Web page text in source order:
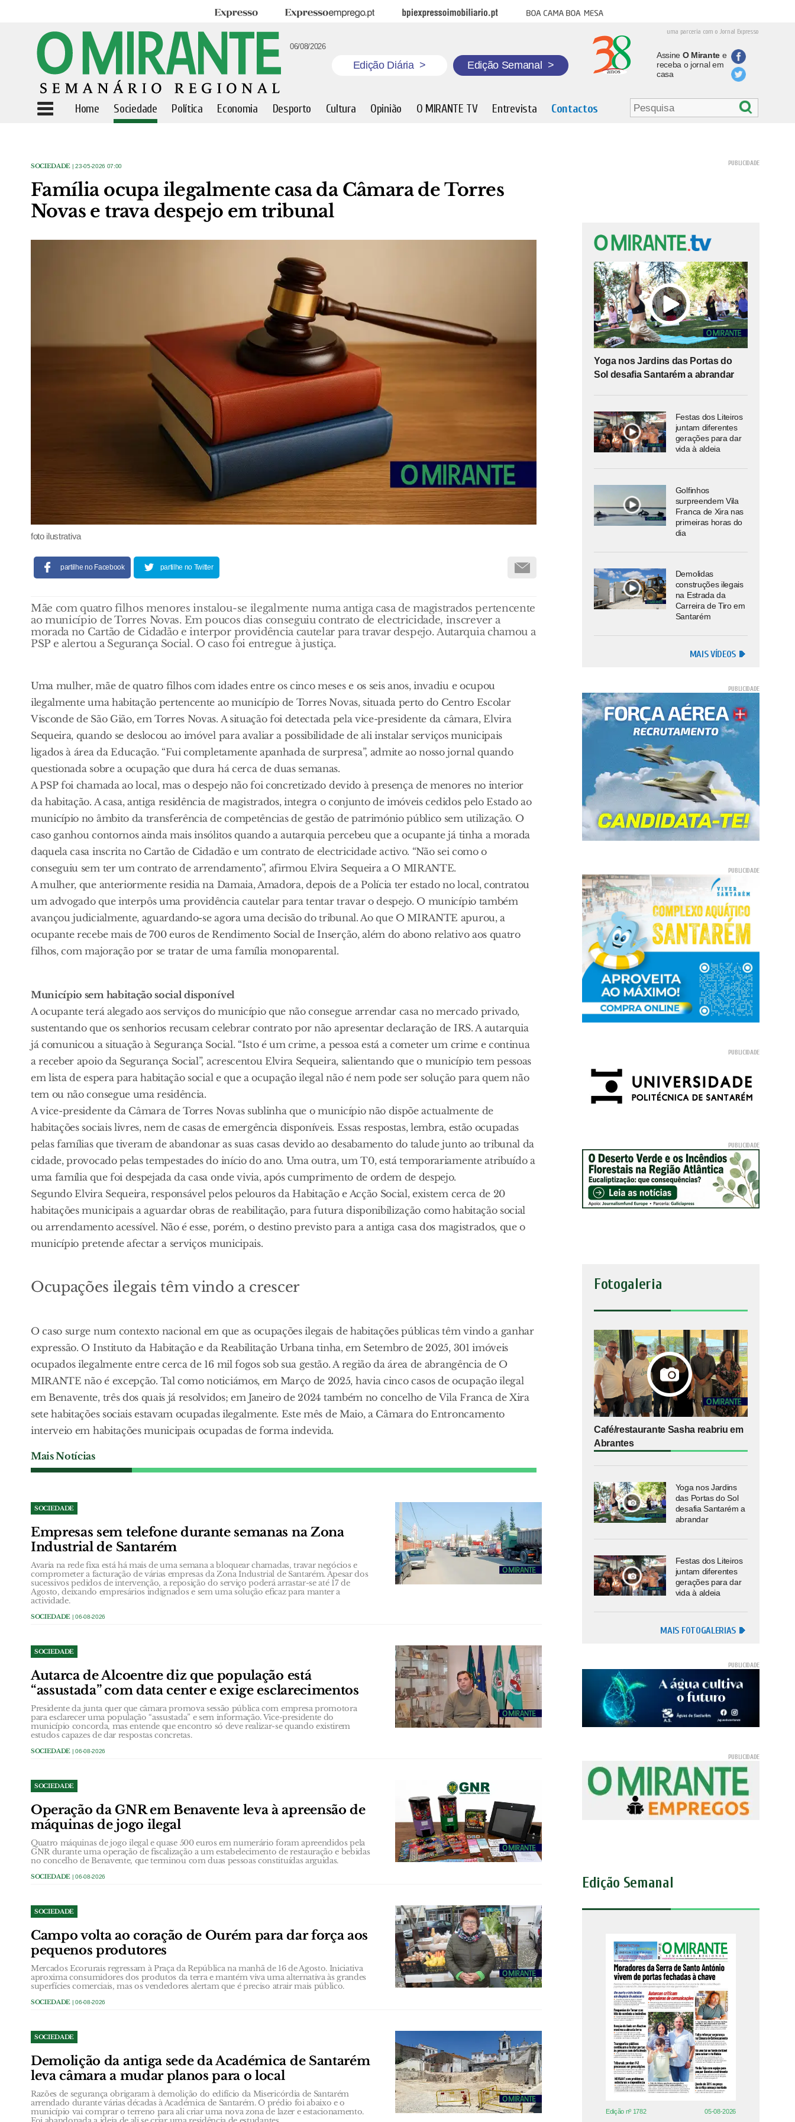
Expresso Expresso Emprego BPI Expresso Imobiliário Boa cama boa mesa
uma parceria com o Jornal Expresso
06/08/2026
Edição Diária > Edição Semanal >
Assine O Mirantee
receba o jornal em
casa
Home Sociedade Política Economia Desporto Cultura Opinião O MIRANTE TV Entrevista Contactos
SOCIEDADE | 23-05-2026 07:00
Família ocupa ilegalmente casa da Câmara de Torres
Novas e trava despejo em tribunal
foto ilustrativa
partilhe no Facebook partilhe no Twitter
Mãe com quatro filhos menores instalou-se ilegalmente numa antiga casa de magistrados pertencente
ao município de Torres Novas. Em poucos dias conseguiu contrato de electricidade, inscrever a
morada no Cartão de Cidadão e interpor providência cautelar para travar despejo. Autarquia chamou a
PSP e alertou a Segurança Social. O caso foi entregue à justiça.
Uma mulher, mãe de quatro filhos com idades entre os cinco meses e os seis anos, invadiu e ocupou
ilegalmente uma habitação pertencente ao município de Torres Novas, situada perto do Centro Escolar
Visconde de São Gião, em Torres Novas. A situação foi detectada pela vice-presidente da câmara, Elvira
Sequeira, quando se deslocou ao imóvel para avaliar a possibilidade de ali instalar serviços municipais
ligados à área da Educação. “Fui completamente apanhada de surpresa”, admite ao nosso jornal quando
questionada sobre a ocupação que dura há cerca de duas semanas.
A PSP foi chamada ao local, mas o despejo não foi concretizado devido à presença de menores no interior
da habitação. A casa, antiga residência de magistrados, integra o conjunto de imóveis cedidos pelo Estado ao
município no âmbito da transferência de competências de gestão de património público sem utilização. O
caso ganhou contornos ainda mais insólitos quando a autarquia percebeu que a ocupante já tinha a morada
daquela casa inscrita no Cartão de Cidadão e um contrato de electricidade activo. “Não sei como o
conseguiu sem ter um contrato de arrendamento”, afirmou Elvira Sequeira a O MIRANTE.
A mulher, que anteriormente residia na Damaia, Amadora, depois de a Polícia ter estado no local, contratou
um advogado que interpôs uma providência cautelar para tentar travar o despejo. O município também
avançou judicialmente, aguardando-se agora uma decisão do tribunal. Ao que O MIRANTE apurou, a
ocupante recebe mais de 700 euros de Rendimento Social de Inserção, além do abono relativo aos quatro
filhos, com majoração por se tratar de uma família monoparental.
Município sem habitação social disponível
A ocupante terá alegado aos serviços do município que não consegue arrendar casa no mercado privado,
sustentando que os senhorios recusam celebrar contrato por não apresentar declaração de IRS. A autarquia
já comunicou a situação à Segurança Social. “Isto é um crime, a pessoa está a cometer um crime e continua
a receber apoio da Segurança Social”, acrescentou Elvira Sequeira, salientando que o município tem pessoas
em lista de espera para habitação social e que a ocupação ilegal não é nem pode ser solução para quem não
tem ou não consegue uma residência.
A vice-presidente da Câmara de Torres Novas sublinha que o município não dispõe actualmente de
habitações sociais livres, nem de casas de emergência disponíveis. Essas respostas, lembra, estão ocupadas
pelas famílias que tiveram de abandonar as suas casas devido ao desabamento do talude junto ao tribunal da
cidade, provocado pelas tempestades do início do ano. Uma outra, um T0, está temporariamente atribuído a
uma família que foi despejada da casa onde vivia, após cumprimento de ordem de despejo.
Segundo Elvira Sequeira, responsável pelos pelouros da Habitação e Acção Social, existem cerca de 20
habitações municipais a aguardar obras de reabilitação, para futura disponibilização como habitação social
ou arrendamento acessível. Não é esse, porém, o destino previsto para a antiga casa dos magistrados, que o
município pretende afectar a serviços municipais.
Ocupações ilegais têm vindo a crescer
O caso surge num contexto nacional em que as ocupações ilegais de habitações públicas têm vindo a ganhar
expressão. O Instituto da Habitação e da Reabilitação Urbana tinha, em Setembro de 2025, 301 imóveis
ocupados ilegalmente entre cerca de 16 mil fogos sob sua gestão. A região da área de abrangência de O
MIRANTE não é excepção. Tal como noticiámos, em Março de 2025, havia cinco casos de ocupação ilegal
em Benavente, três dos quais já resolvidos; em Janeiro de 2024 também no concelho de Vila Franca de Xira
sete habitações sociais estavam ocupadas ilegalmente. Este mês de Maio, a Câmara do Entroncamento
interveio em habitações municipais ocupadas de forma indevida.
Mais Notícias
SOCIEDADE
Empresas sem telefone durante semanas na Zona
Industrial de Santarém
Avaria na rede fixa está há mais de uma semana a bloquear chamadas, travar negócios e
comprometer a facturação de várias empresas da Zona Industrial de Santarém. Apesar dos
sucessivos pedidos de intervenção, a reposição do serviço poderá arrastar-se até 17 de
Agosto, deixando empresários indignados e sem uma solução eficaz para manter a
actividade.
SOCIEDADE | 06-08-2026
SOCIEDADE
Autarca de Alcoentre diz que população está
“assustada” com data center e exige esclarecimentos
Presidente da junta quer que câmara promova sessão pública com empresa promotora
para esclarecer uma população “assustada” e sem informação. Vice-presidente do
município concorda, mas entende que encontro só deve realizar-se quando existirem
estudos capazes de dar respostas concretas.
SOCIEDADE | 06-08-2026
SOCIEDADE
Operação da GNR em Benavente leva à apreensão de
máquinas de jogo ilegal
Quatro máquinas de jogo ilegal e quase 500 euros em numerário foram apreendidos pela
GNR durante uma operação de fiscalização a um estabelecimento de restauração e bebidas
no concelho de Benavente, que terminou com duas pessoas constituídas arguidas.
SOCIEDADE | 06-08-2026
SOCIEDADE
Campo volta ao coração de Ourém para dar força aos
pequenos produtores
Mercados Ecorurais regressam à Praça da República na manhã de 16 de Agosto. Iniciativa
aproxima consumidores dos produtos da terra e mantém viva uma alternativa às grandes
superfícies comerciais, mas os vendedores alertam que é preciso atrair mais público.
SOCIEDADE | 06-08-2026
SOCIEDADE
Demolição da antiga sede da Académica de Santarém
leva câmara a mudar planos para o local
Razões de segurança obrigaram à demolição do edifício da Misericórdia de Santarém
arrendado durante várias décadas à Académica de Santarém. O prédio foi abaixo e o
município vai comprar o terreno para ali criar uma nova zona de lazer e estacionamento.
Yoga nos Jardins das Portas do
Sol desafia Santarém a abrandar
Festas dos Liteiros
juntam diferentes
gerações para dar
vida à aldeia
Golfinhos
surpreendem Vila
Franca de Xira nas
primeiras horas do
dia
Demolidas
construções ilegais
na Estrada da
Carreira de Tiro em
Santarém
MAIS VÍDEOS
Fotogaleria
Café/restaurante Sasha reabriu em
Abrantes
Yoga nos Jardins
das Portas do Sol
desafia Santarém a
abrandar
Festas dos Liteiros
juntam diferentes
gerações para dar
vida à aldeia
MAIS FOTOGALERIAS
Edição Semanal
Edição nº 1782 05-08-2026